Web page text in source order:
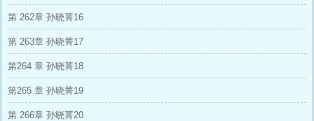
第 262章 孙晓菁16
第 263章 孙晓菁17
第264 章 孙晓菁18
第265 章 孙晓菁19
第 266章 孙晓菁20